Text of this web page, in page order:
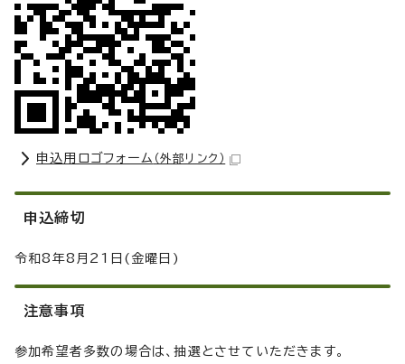
申込用ロゴフォーム （外部リンク）
申込締切
令和8年8月21日(金曜日)
注意事項
参加希望者多数の場合は、抽選とさせていただきます。